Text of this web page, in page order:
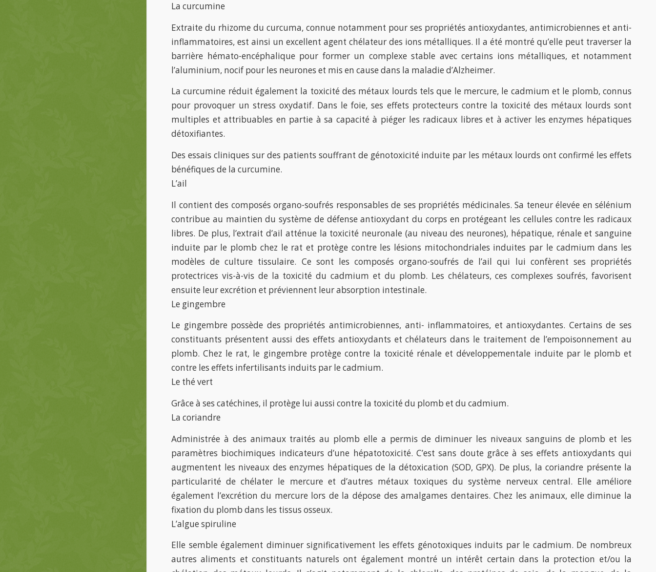
La curcumine
Extraite du rhizome du curcuma, connue notamment pour ses propriétés antioxydantes, antimicrobiennes et anti-
inflammatoires, est ainsi un excellent agent chélateur des ions métalliques. Il a été montré qu’elle peut traverser la
barrière hémato-encéphalique pour former un complexe stable avec certains ions métalliques, et notamment
l’aluminium, nocif pour les neurones et mis en cause dans la maladie d’Alzheimer.
La curcumine réduit également la toxicité des métaux lourds tels que le mercure, le cadmium et le plomb, connus
pour provoquer un stress oxydatif. Dans le foie, ses effets protecteurs contre la toxicité des métaux lourds sont
multiples et attribuables en partie à sa capacité à piéger les radicaux libres et à activer les enzymes hépatiques
détoxifiantes.
Des essais cliniques sur des patients souffrant de génotoxicité induite par les métaux lourds ont confirmé les effets
bénéfiques de la curcumine.
L’ail
Il contient des composés organo-soufrés responsables de ses propriétés médicinales. Sa teneur élevée en sélénium
contribue au maintien du système de défense antioxydant du corps en protégeant les cellules contre les radicaux
libres. De plus, l’extrait d’ail atténue la toxicité neuronale (au niveau des neurones), hépatique, rénale et sanguine
induite par le plomb chez le rat et protège contre les lésions mitochondriales induites par le cadmium dans les
modèles de culture tissulaire. Ce sont les composés organo-soufrés de l’ail qui lui confèrent ses propriétés
protectrices vis-à-vis de la toxicité du cadmium et du plomb. Les chélateurs, ces complexes soufrés, favorisent
ensuite leur excrétion et préviennent leur absorption intestinale.
Le gingembre
Le gingembre possède des propriétés antimicrobiennes, anti- inflammatoires, et antioxydantes. Certains de ses
constituants présentent aussi des effets antioxydants et chélateurs dans le traitement de l’empoisonnement au
plomb. Chez le rat, le gingembre protège contre la toxicité rénale et développementale induite par le plomb et
contre les effets infertilisants induits par le cadmium.
Le thé vert
Grâce à ses catéchines, il protège lui aussi contre la toxicité du plomb et du cadmium.
La coriandre
Administrée à des animaux traités au plomb elle a permis de diminuer les niveaux sanguins de plomb et les
paramètres biochimiques indicateurs d’une hépatotoxicité. C’est sans doute grâce à ses effets antioxydants qui
augmentent les niveaux des enzymes hépatiques de la détoxication (SOD, GPX). De plus, la coriandre présente la
particularité de chélater le mercure et d’autres métaux toxiques du système nerveux central. Elle améliore
également l’excrétion du mercure lors de la dépose des amalgames dentaires. Chez les animaux, elle diminue la
fixation du plomb dans les tissus osseux.
L’algue spiruline
Elle semble également diminuer significativement les effets génotoxiques induits par le cadmium. De nombreux
autres aliments et constituants naturels ont également montré un intérêt certain dans la protection et/ou la